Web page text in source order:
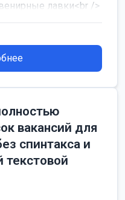
лавки<br />
вакансий для
спинтакса и
текстовой